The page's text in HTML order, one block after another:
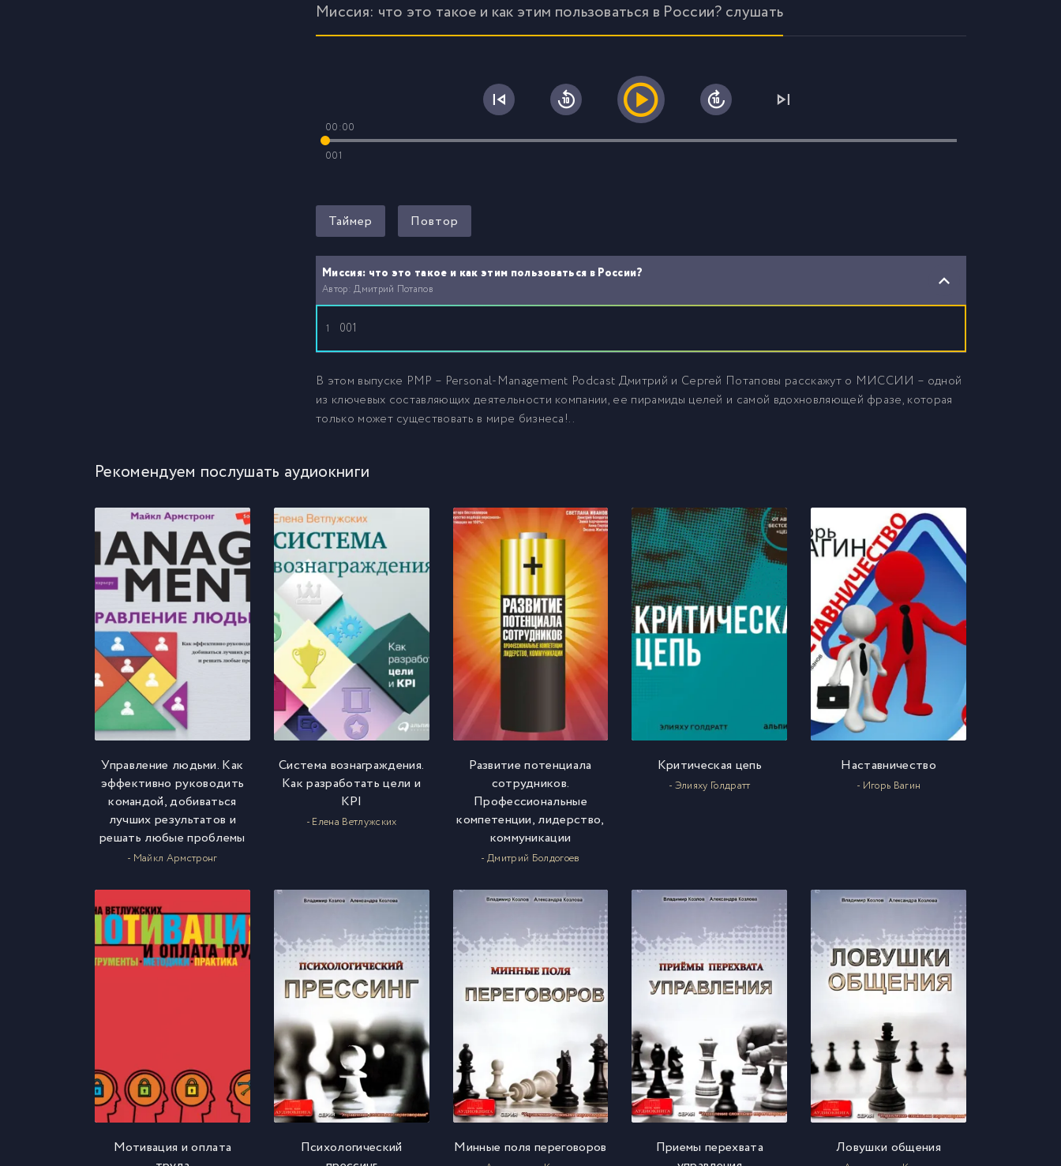
Миссия: что это такое и как этим пользоваться в России? слушать
00:00
001
Таймер Повтор
Миссия: что это такое и как этим пользоваться в России?
Автор: Дмитрий Потапов
1 001
В этом выпуске PMP – Personal-Management Podcast Дмитрий и Сергей Потаповы расскажут о МИССИИ – одной
из ключевых составляющих деятельности компании, ее пирамиды целей и самой вдохновляющей фразе, которая
только может существовать в мире бизнеса!..
Рекомендуем послушать аудиокниги
Управление людьми. Как
эффективно руководить
командой, добиваться
лучших результатов и
решать любые проблемы
- Майкл Армстронг
Система вознаграждения.
Как разработать цели и
KPI
- Елена Ветлужских
Развитие потенциала
сотрудников.
Профессиональные
компетенции, лидерство,
коммуникации
- Дмитрий Болдогоев
Критическая цепь
- Элияху Голдратт
Наставничество
- Игорь Вагин
Мотивация и оплата
Психологический
Минные поля переговоров
Приемы перехвата
Ловушки общения